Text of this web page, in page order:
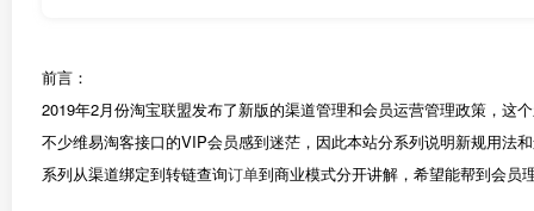
前言：
2019年2月份淘宝联盟发布了新版的渠道管理和会员运营管理政策，这
不少维易淘客接口的VIP会员感到迷茫，因此本站分系列说明新规用法
系列从渠道绑定到转链查询订单到商业模式分开讲解，希望能帮到会员